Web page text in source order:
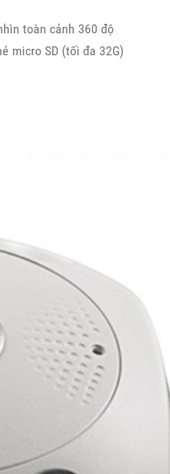
toàn cảnh 360 độ
micro SD (tối đa 32G)